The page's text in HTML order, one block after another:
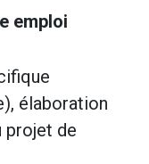
emploi
élaboration
projet de